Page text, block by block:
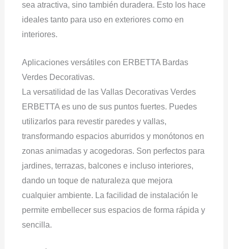
sea atractiva, sino también duradera. Esto los hace
ideales tanto para uso en exteriores como en
interiores.
Aplicaciones versátiles con ERBETTA Bardas
Verdes Decorativas.
La versatilidad de las Vallas Decorativas Verdes
ERBETTA es uno de sus puntos fuertes. Puedes
utilizarlos para revestir paredes y vallas,
transformando espacios aburridos y monótonos en
zonas animadas y acogedoras. Son perfectos para
jardines, terrazas, balcones e incluso interiores,
dando un toque de naturaleza que mejora
cualquier ambiente. La facilidad de instalación le
permite embellecer sus espacios de forma rápida y
sencilla.